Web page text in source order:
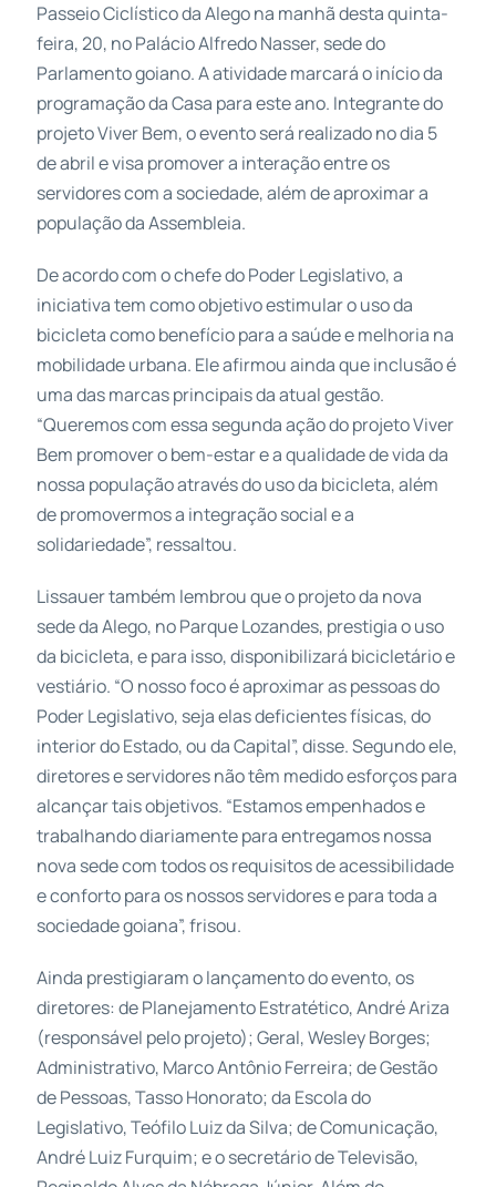
Passeio Ciclístico da Alego na manhã desta quinta-
feira, 20, no Palácio Alfredo Nasser, sede do
Parlamento goiano. A atividade marcará o início da
programação da Casa para este ano. Integrante do
projeto Viver Bem, o evento será realizado no dia 5
de abril e visa promover a interação entre os
servidores com a sociedade, além de aproximar a
população da Assembleia.
De acordo com o chefe do Poder Legislativo, a
iniciativa tem como objetivo estimular o uso da
bicicleta como benefício para a saúde e melhoria na
mobilidade urbana. Ele afirmou ainda que inclusão é
uma das marcas principais da atual gestão.
“Queremos com essa segunda ação do projeto Viver
Bem promover o bem-estar e a qualidade de vida da
nossa população através do uso da bicicleta, além
de promovermos a integração social e a
solidariedade”, ressaltou.
Lissauer também lembrou que o projeto da nova
sede da Alego, no Parque Lozandes, prestigia o uso
da bicicleta, e para isso, disponibilizará bicicletário e
vestiário. “O nosso foco é aproximar as pessoas do
Poder Legislativo, seja elas deficientes físicas, do
interior do Estado, ou da Capital”, disse. Segundo ele,
diretores e servidores não têm medido esforços para
alcançar tais objetivos. “Estamos empenhados e
trabalhando diariamente para entregamos nossa
nova sede com todos os requisitos de acessibilidade
e conforto para os nossos servidores e para toda a
sociedade goiana”, frisou.
Ainda prestigiaram o lançamento do evento, os
diretores: de Planejamento Estratético, André Ariza
(responsável pelo projeto); Geral, Wesley Borges;
Administrativo, Marco Antônio Ferreira; de Gestão
de Pessoas, Tasso Honorato; da Escola do
Legislativo, Teófilo Luiz da Silva; de Comunicação,
André Luiz Furquim; e o secretário de Televisão,